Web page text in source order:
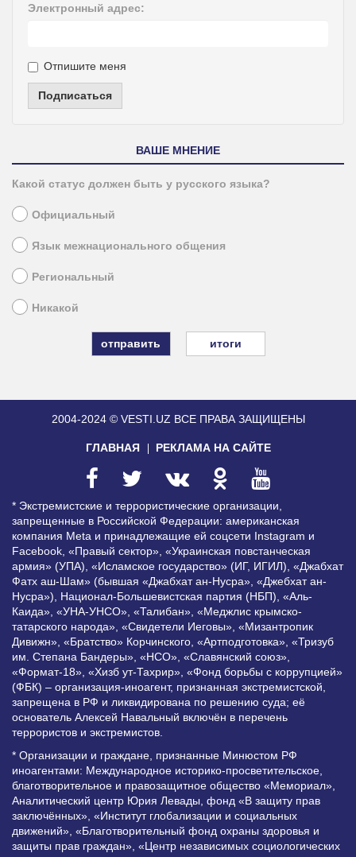
Электронный адрес:
Отпишите меня
Подписаться
ВАШЕ МНЕНИЕ
Какой статус должен быть у русского языка?
Официальный
Язык межнационального общения
Региональный
Никакой
итоги
2004-2024 © VESTI.UZ ВСЕ ПРАВА ЗАЩИЩЕНЫ
ГЛАВНАЯ РЕКЛАМА НА САЙТЕ
* Экстремистские и террористические организации,
запрещенные в Российской Федерации: американская
компания Meta и принадлежащие ей соцсети Instagram и
Facebook, «Правый сектор», «Украинская повстанческая
армия» (УПА), «Исламское государство» (ИГ, ИГИЛ), «Джабхат
Фатх аш-Шам» (бывшая «Джабхат ан-Нусра», «Джебхат ан-
Нусра»), Национал-Большевистская партия (НБП), «Аль-
Каида», «УНА-УНСО», «Талибан», «Меджлис крымско-
татарского народа», «Свидетели Иеговы», «Мизантропик
Дивижн», «Братство» Корчинского, «Артподготовка», «Тризуб
им. Степана Бандеры», «НСО», «Славянский союз»,
«Формат-18», «Хизб ут-Тахрир», «Фонд борьбы с коррупцией»
(ФБК) – организация-иноагент, признанная экстремистской,
запрещена в РФ и ликвидирована по решению суда; её
основатель Алексей Навальный включён в перечень
террористов и экстремистов.
* Организации и граждане, признанные Минюстом РФ
иноагентами: Международное историко-просветительское,
благотворительное и правозащитное общество «Мемориал»,
Аналитический центр Юрия Левады, фонд «В защиту прав
заключённых», «Институт глобализации и социальных
движений», «Благотворительный фонд охраны здоровья и
защиты прав граждан», «Центр независимых социологических